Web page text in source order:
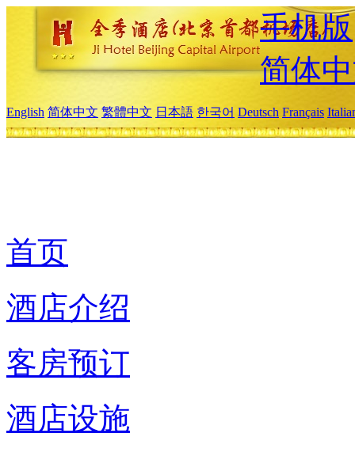
手机版
简体
English 简体中文 繁體中文 日本語 한국어 Deutsch Français
首页
酒店介绍
客房预订
酒店设施